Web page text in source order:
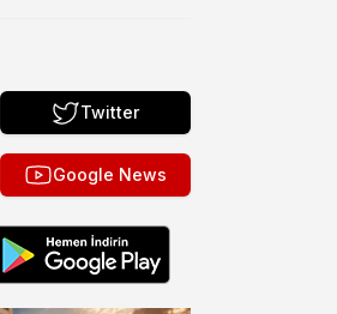
Twitter
Google News